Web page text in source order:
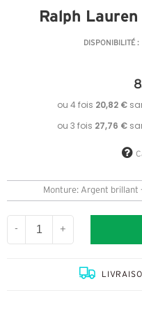
Ralph
DISPONIBILITÉ :
Monture: Argent brillant
- +